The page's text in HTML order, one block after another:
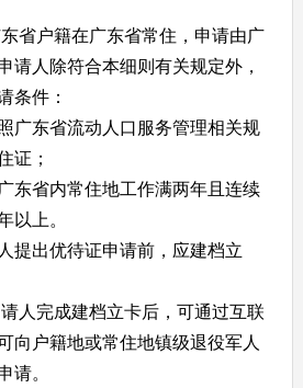
省户籍在广东省常住，申请由广
请人除符合本细则有关规定外，
条件：
东省流动人口服务管理相关规
证；
省内常住地工作满两年且连续
上。
提出优待证申请前，应建档立
人完成建档立卡后，可通过互联
向户籍地或常住地镇级退役军人
。